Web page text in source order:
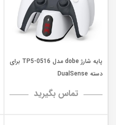
پایه شارژ dobe مدل TP5-0516 برای
دسته DualSense
تماس بگیرید